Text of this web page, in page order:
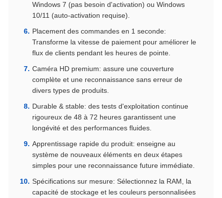
Windows 7 (pas besoin d'activation) ou Windows
10/11 (auto-activation requise).
Placement des commandes en 1 seconde:
Transforme la vitesse de paiement pour améliorer le
flux de clients pendant les heures de pointe.
Caméra HD premium: assure une couverture
complète et une reconnaissance sans erreur de
divers types de produits.
Durable & stable: des tests d'exploitation continue
rigoureux de 48 à 72 heures garantissent une
longévité et des performances fluides.
Apprentissage rapide du produit: enseigne au
système de nouveaux éléments en deux étapes
simples pour une reconnaissance future immédiate.
Spécifications sur mesure: Sélectionnez la RAM, la
capacité de stockage et les couleurs personnalisées